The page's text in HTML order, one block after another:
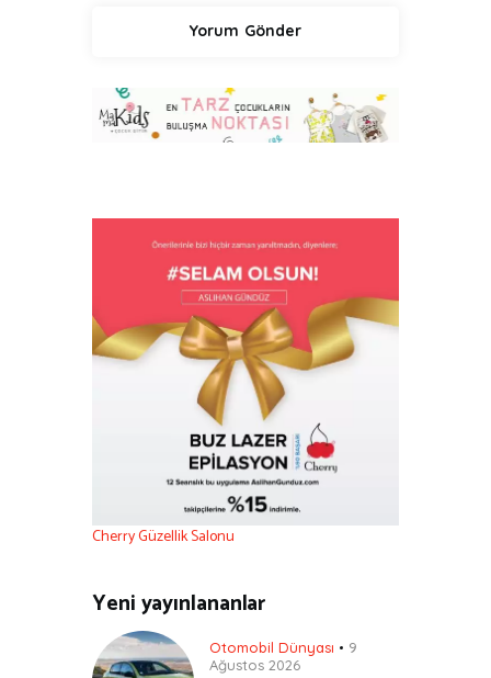
Cherry Güzellik Salonu
Yeni yayınlananlar
Otomobil Dünyası
9
Ağustos 2026